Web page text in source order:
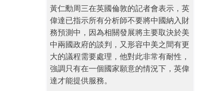
黃仁勳周三在英國倫敦的記者會表示，英
偉達已指示所有分析師不要將中國納入財
務預測中，因為相關發展將主要取決於美
中兩國政府的談判，又形容中美之間有更
大的議程需要處理，他對此非常有耐性，
強調只有在一個國家願意的情況下，英偉
達才能提供服務。